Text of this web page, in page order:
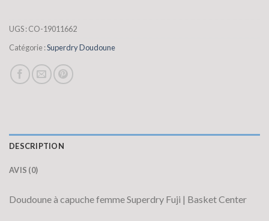
UGS :CO-19011662
Catégorie :Superdry Doudoune
DESCRIPTION
AVIS (0)
Doudoune à capuche femme Superdry Fuji | Basket Center